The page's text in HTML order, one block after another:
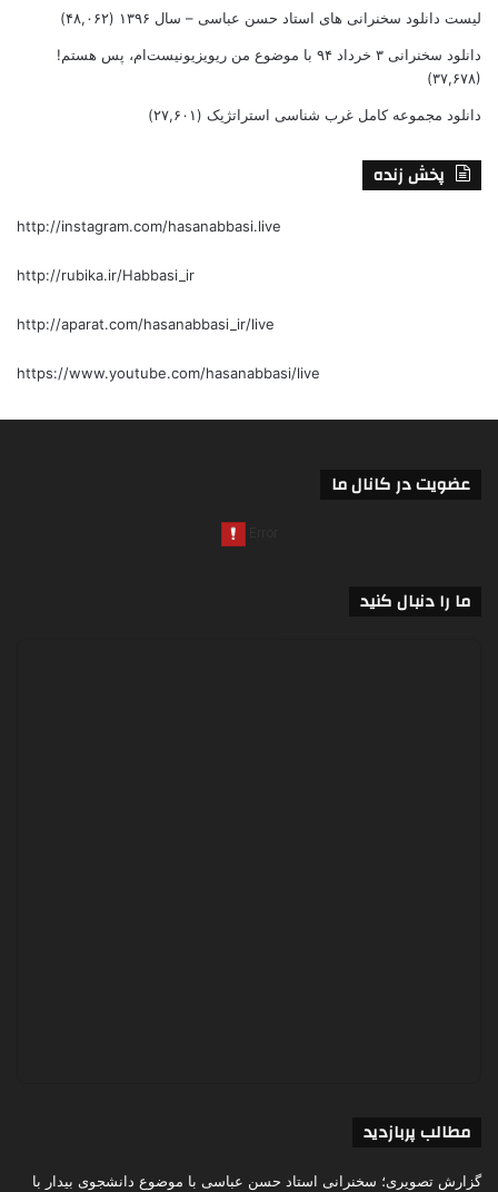
لیست دانلود سخنرانی های استاد حسن عباسی – سال ۱۳۹۶ (۴۸,۰۶۲)
دانلود سخنرانی ۳ خرداد ۹۴ با موضوع من ریویزیونیست‌ام، پس هستم!
(۳۷,۶۷۸)
دانلود مجموعه کامل غرب شناسی استراتژیک (۲۷,۶۰۱)
پخش زنده
http://instagram.com/hasanabbasi.live
http://rubika.ir/Habbasi_ir
http://aparat.com/hasanabbasi_ir/live
https://www.youtube.com/hasanabbasi/live
عضویت در کانال ما
ما را دنبال کنید
مطالب پربازدید
گزارش تصویری؛ سخنرانی استاد حسن عباسی با موضوع دانشجوی بیدار با